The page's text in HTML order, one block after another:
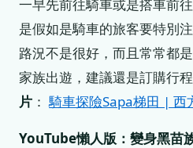
一早先前往騎車或是搭車前
是假如是騎車的旅客要特別
路況不是很好，而且常常都
家族出遊，建議還是訂購行
片 ： 騎車探險Sapa梯田 | 西
YouTube懶人版：變身黑苗